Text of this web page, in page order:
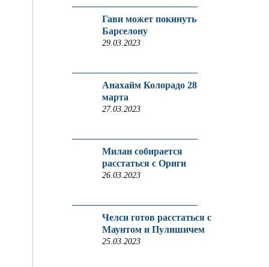
Гави может покинуть
Барселону
29.03.2023
Анахайм Колорадо 28
марта
27.03.2023
Милан собирается
расстаться с Ориги
26.03.2023
Челси готов расстаться с
Маунтом и Пулишичем
25.03.2023